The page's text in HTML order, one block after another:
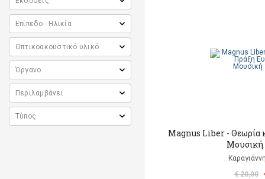
Magnus Liber - Θεωρία
Μουσική
€ 20,00